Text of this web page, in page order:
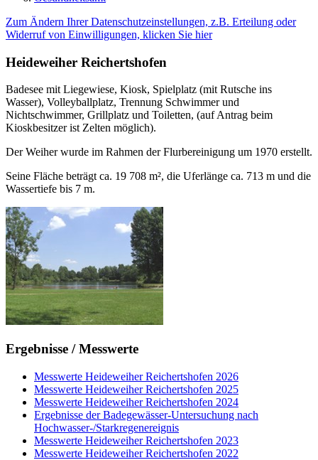
Zum Ändern Ihrer Datenschutzeinstellungen, z.B. Erteilung oder
Widerruf von Einwilligungen, klicken Sie hier
Heideweiher Reichertshofen
Badesee mit Liegewiese, Kiosk, Spielplatz (mit Rutsche ins
Wasser), Volleyballplatz, Trennung Schwimmer und
Nichtschwimmer, Grillplatz und Toiletten, (auf Antrag beim
Kioskbesitzer ist Zelten möglich).
Der Weiher wurde im Rahmen der Flurbereinigung um 1970 erstellt.
Seine Fläche beträgt ca. 19 708 m², die Uferlänge ca. 713 m und die
Wassertiefe bis 7 m.
Ergebnisse / Messwerte
Messwerte Heideweiher Reichertshofen 2026
Messwerte Heideweiher Reichertshofen 2025
Messwerte Heideweiher Reichertshofen 2024
Ergebnisse der Badegewässer-Untersuchung nach
Hochwasser-/Starkregenereignis
Messwerte Heideweiher Reichertshofen 2023
Messwerte Heideweiher Reichertshofen 2022